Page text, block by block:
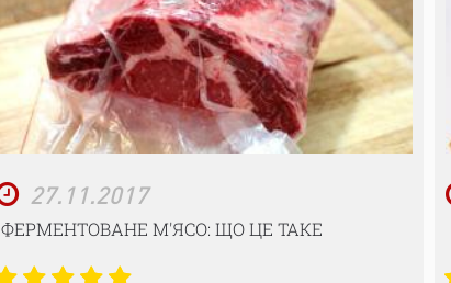
27.11.2017
ФЕРМЕНТОВАНЕ М'ЯСО: ЩО ЦЕ ТАКЕ